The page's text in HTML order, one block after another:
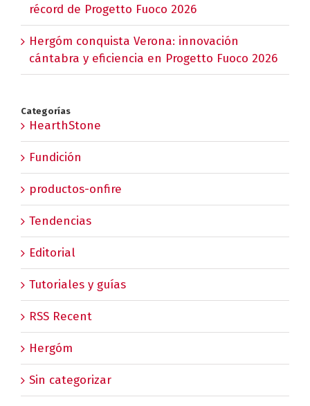
récord de Progetto Fuoco 2026
Hergóm conquista Verona: innovación
cántabra y eficiencia en Progetto Fuoco 2026
Categorías
HearthStone
Fundición
productos-onfire
Tendencias
Editorial
Tutoriales y guías
RSS Recent
Hergóm
Sin categorizar